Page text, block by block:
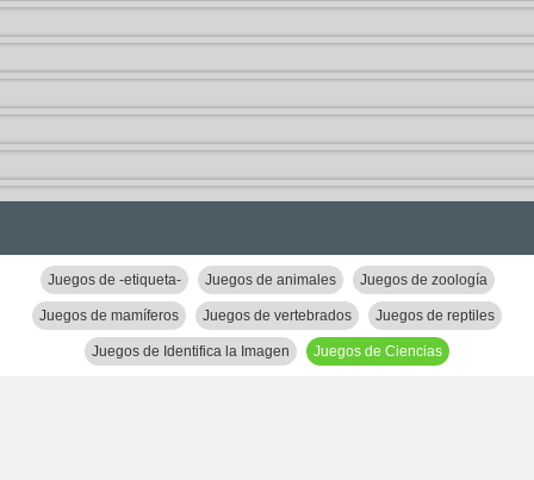
Juegos de -etiqueta- Juegos de animales Juegos de zoología
Juegos de mamíferos Juegos de vertebrados Juegos de reptiles
Juegos de Identifica la Imagen Juegos de Ciencias